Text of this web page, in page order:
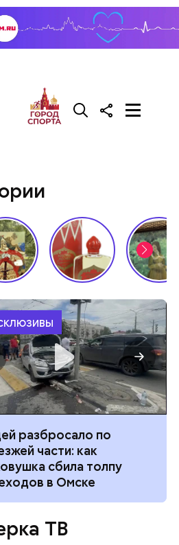
разбросало по
части: как
сбила толпу
в Омске
ТВ